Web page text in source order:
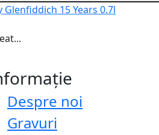
Despre noi
Gravuri